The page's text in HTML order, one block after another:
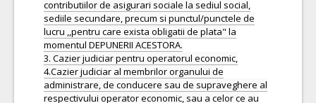
contributiilor de asigurari sociale la sediul social,
sediile secundare, precum si punctul/punctele de
lucru ,,pentru care exista obligatii de plata" la
momentul DEPUNERII ACESTORA.
3. Cazier judiciar pentru operatorul economic,
4.Cazier judiciar al membrilor organului de
administrare, de conducere sau de supraveghere al
respectivului operator economic, sau a celor ce au